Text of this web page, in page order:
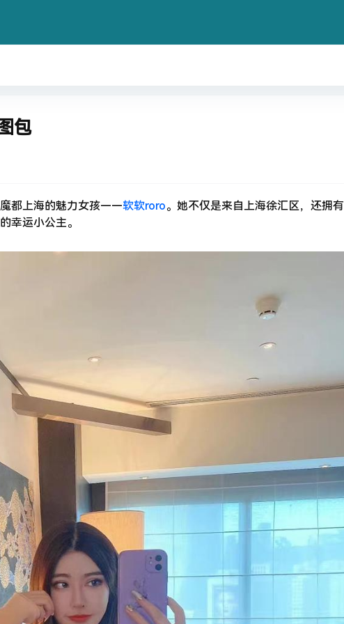
包
魔都上海的魅力女孩——软软roro。她不仅是来自上海徐汇区，还拥有
幸运小公主。